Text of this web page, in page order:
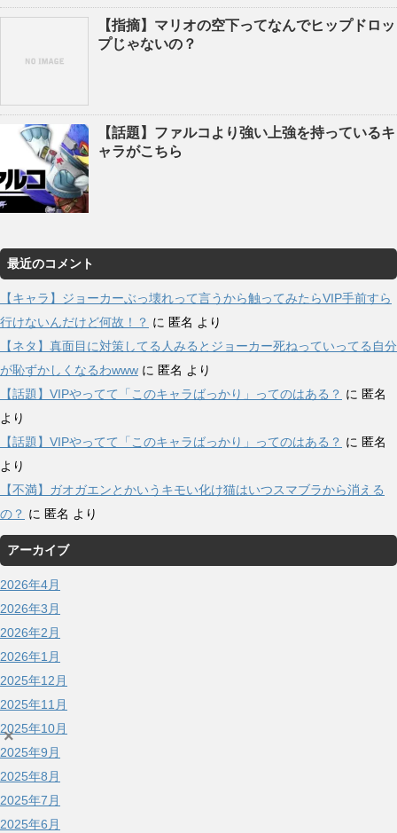
【指摘】マリオの空下ってなんでヒップドロッ
プじゃないの？
【話題】ファルコより強い上強を持っているキ
ャラがこちら
最近のコメント
【キャラ】ジョーカーぶっ壊れって言うから触ってみたらVIP手前すら
行けないんだけど何故！？ に 匿名 より
【ネタ】真面目に対策してる人みるとジョーカー死ねっていってる自分
が恥ずかしくなるわwww に 匿名 より
【話題】VIPやってて「このキャラばっかり」ってのはある？ に 匿名
より
【話題】VIPやってて「このキャラばっかり」ってのはある？ に 匿名
より
【不満】ガオガエンとかいうキモい化け猫はいつスマブラから消える
の？ に 匿名 より
アーカイブ
2026年4月
2026年3月
2026年2月
2026年1月
2025年12月
2025年11月
2025年10月
2025年9月
2025年8月
2025年7月
2025年6月
×